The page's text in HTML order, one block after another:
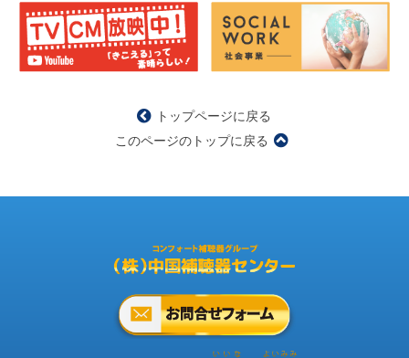
トップページに戻る
このページのトップに戻る